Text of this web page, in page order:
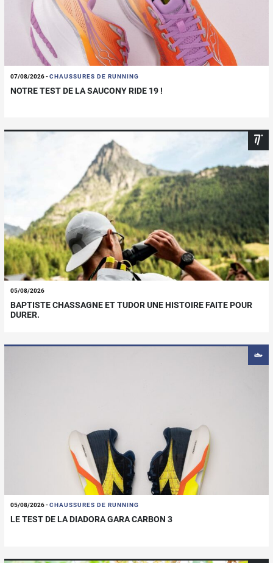
07/08/2026-CHAUSSURES DE RUNNING
NOTRE TEST DE LA SAUCONY RIDE 19 !
05/08/2026
BAPTISTE CHASSAGNE ET TUDOR UNE HISTOIRE FAITE POUR
DURER.
05/08/2026-CHAUSSURES DE RUNNING
LE TEST DE LA DIADORA GARA CARBON 3